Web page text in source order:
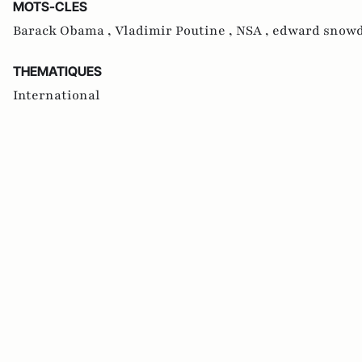
MOTS-CLES
Barack Obama , Vladimir Poutine , NSA , edward
THEMATIQUES
International